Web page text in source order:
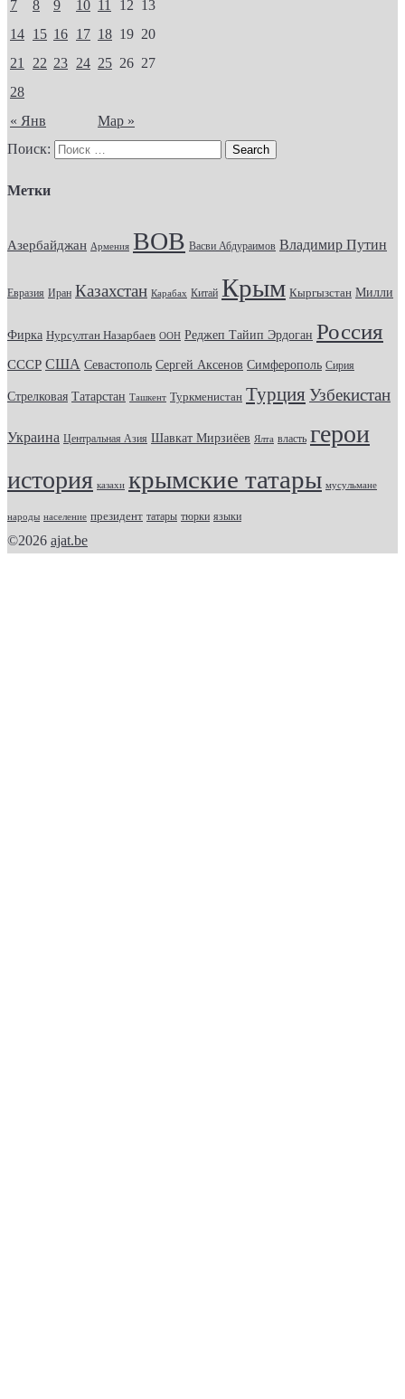
« Янв Мар »
7
8 9 10 11 12 13
14 15 16 17 18 19 20
21
22 23 24 25 26 27
28
Поиск:
Метки
Азербайджан Армения ВОВ Васви Абдураимов Владимир Путин
Евразия Иран Казахстан Карабах Китай Крым Кыргызстан Милли
Фирка Нурсултан Назарбаев ООН Реджеп Тайип Эрдоган Россия
СССР США Севастополь Сергей Аксенов Симферополь Сирия
Стрелковая Татарстан Ташкент Туркменистан Турция Узбекистан
Украина Центральная Азия Шавкат Мирзиёев Ялта власть герои
история казахи крымские татары мусульмане
народы население президент татары тюрки языки
©2026 ajat.be